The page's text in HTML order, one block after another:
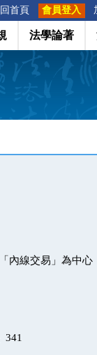
回首頁 會員登入
法學論著
內線交易」為中心
341